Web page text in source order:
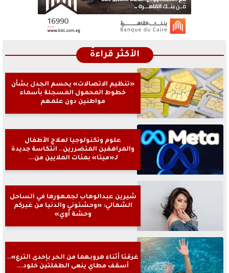
الأكثر قراءةً
«تنظيم الاتصالات» يحسم الجدل بشأن
خطوط المحمول المسجلة بأسماء
مواطنين دون علمهم
علوم وتكنولوجيا لعلاج الأطفال
والمراهقين المتضررين.. انتكاسة جديدة
لـ«ميتا» بمئات الملايين من...
شيرين عبدالوهاب لجمهورها في الساحل
الشمالي: «وحشتوني والدنيا من غيركم
وحشة أوي»
غرقتا أثناء هروبهما من الحر بإحدى الترع»..
أسقف مطاي ينعى الطفلتين خلود...